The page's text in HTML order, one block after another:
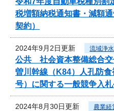
税増額納税通知書・減額
契約）
2024年9月2日更新 流域浄
公共 社会資本整備総合交
曽川幹線（K84）人孔防
号）に関する一般競争入
2024年8月30日更新 農業経